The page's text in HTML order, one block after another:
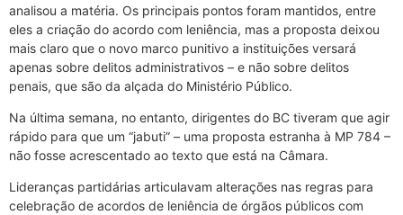
analisou a matéria. Os principais pontos foram mantidos, entre
eles a criação do acordo com leniência, mas a proposta deixou
mais claro que o novo marco punitivo a instituições versará
apenas sobre delitos administrativos – e não sobre delitos
penais, que são da alçada do Ministério Público.
Na última semana, no entanto, dirigentes do BC tiveram que agir
rápido para que um “jabuti” – uma proposta estranha à MP 784 –
não fosse acrescentado ao texto que está na Câmara.
Lideranças partidárias articulavam alterações nas regras para
celebração de acordos de leniência de órgãos públicos com